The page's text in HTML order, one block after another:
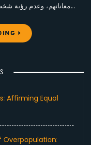
معاناتهم، وعدم رؤية شخصياتهم، وسلب حياتهم؟ ما ذنب هذه الكائنات…
Affirming Equal
Overpopulation: